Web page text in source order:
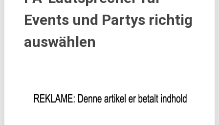
Events und Partys richtig
auswählen